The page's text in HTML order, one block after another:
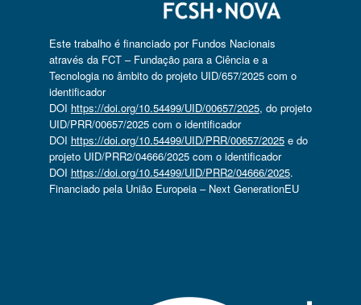
Este trabalho é financiado por Fundos Nacionais
através da FCT – Fundação para a Ciência e a
Tecnologia no âmbito do projeto UID/657/2025 com o
identificador
DOI https://doi.org/10.54499/UID/00657/2025, do projeto
UID/PRR/00657/2025 com o identificador
DOI https://doi.org/10.54499/UID/PRR/00657/2025e do
projeto UID/PRR2/04666/2025 com o identificador
DOI https://doi.org/10.54499/UID/PRR2/04666/2025.
Financiado pela União Europeia – Next GenerationEU